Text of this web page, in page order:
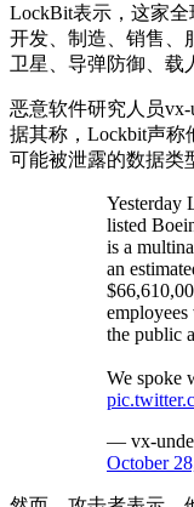
LockBit表示，这家
开发、制造、销售、
卫星、导弹防御、载
恶意软件研究人员vx-
据其称，Lockbit声称
可能被泄露的数据类
Yesterday
listed
is a
an
the public
We
— vx-
October